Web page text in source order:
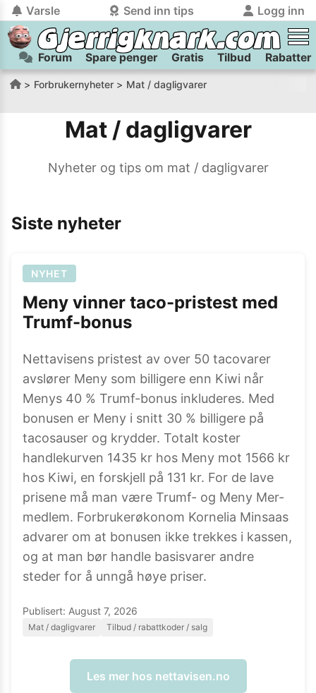
Varsle Send inn tips Logg inn
tilbake
Logg inn på Gjerrigknark.com:
gjerrigknark.com ved å benytte Vipps-innlogging.
tilbake
Send inn tips:
Send inn
Vil du være med i tipsekonkurransen kan du oppgi
Forum Spare penger Gratis Tilbud Rabatter
Forbrukernyheter Mat / dagligvarer
Mat / dagligvarer
Nyheter og tips om mat / dagligvarer
Siste nyheter
NYHET
Meny vinner taco-pristest med
Trumf-bonus
Nettavisens pristest av over 50 tacovarer
avslører Meny som billigere enn Kiwi når
Menys 40 % Trumf-bonus inkluderes. Med
bonusen er Meny i snitt 30 % billigere på
tacosauser og krydder. Totalt koster
handlekurven 1435 kr hos Meny mot 1566 kr
hos Kiwi, en forskjell på 131 kr. For de lave
prisene må man være Trumf- og Meny Mer-
medlem. Forbrukerøkonom Kornelia Minsaas
advarer om at bonusen ikke trekkes i kassen,
og at man bør handle basisvarer andre
steder for å unngå høye priser.
Publisert: August 7, 2026
Mat / dagligvarer Tilbud / rabattkoder / salg
Les mer hos nettavisen.no